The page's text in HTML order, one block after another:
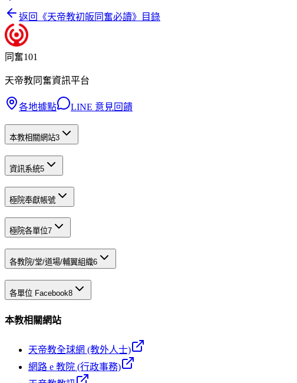
返回《天帝教初皈同奮必讀》目錄
同奮101
天帝教同奮資訊平台
各地據點 LINE 意見回饋
本教相關網站3
資訊系統5
極院奉獻帳號
極院各單位7
各教院/堂/道場/輔翼組織6
各單位 Facebook8
本教相關網站
天帝教全球網 (教外人士)
網路 e 教院 (行政事務)